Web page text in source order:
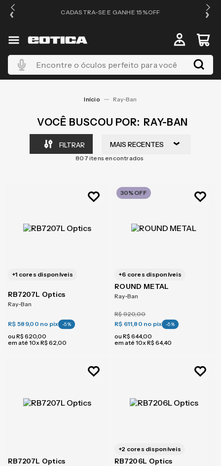
CADASTRA-SE E GANHE 15%OFF
Encontre o óculos perfeito para você
Ray-Ban
RAY-BAN
FILTRAR MAIS RECENTES
807
+1 cores disponíveis
RB7207L Optics
Ray-Ban
R$ 589,00 no pix -5%
ou R$ 620,00
em até 10xR$ 62,00
+6 cores disponíveis
30% OFF
ROUND METAL
Ray-Ban
R$920,00
R$ 611,80 no pix -5%
ou R$ 644,00
em até 10xR$ 64,40
RB7207L Optics
+2 cores disponíveis
RB7206L Optics